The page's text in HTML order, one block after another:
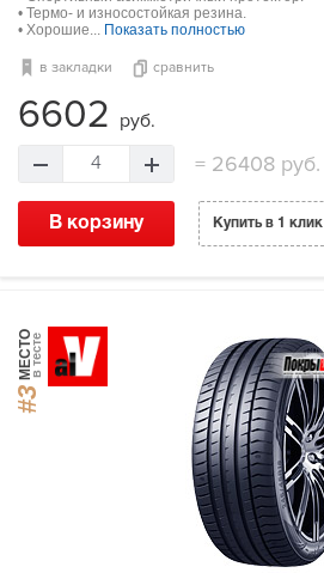
• Термо- и износостойкая резина.
• Хорошие... Показать полностью
в закладки сравнить
6602 руб.
4 = 26408 руб.
В корзину Купить в 1 клик
#3
МЕСТОв тесте